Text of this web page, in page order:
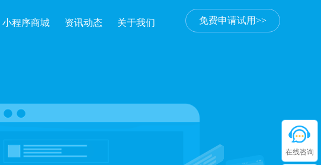
免费申请试用>>
小程序商城 资讯动态 关于我们
在线咨询